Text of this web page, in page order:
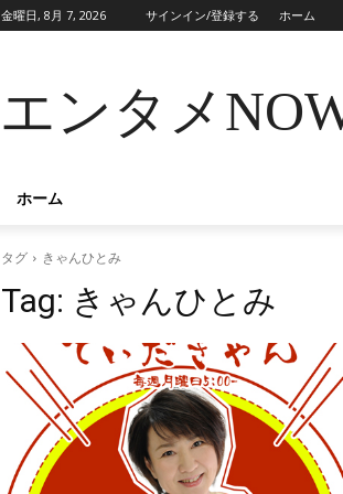
金曜日, 8月 7, 2026 サインイン/登録する ホーム
エンタメ
ホーム
タグ きゃんひとみ
Tag: きゃんひとみ